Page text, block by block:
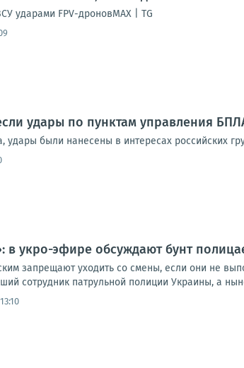
ударами FPV-дроновMAX | TG
удары по пунктам управления
удары были нанесены в интересах российских
в укро-эфире обсуждают бунт
запрещают уходить со смены, если они не
сотрудник патрульной полиции Украины, а